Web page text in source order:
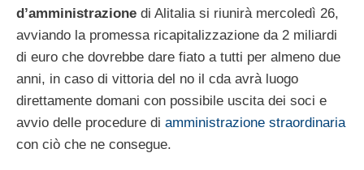
d’amministrazione di Alitalia si riunirà mercoledì 26,
avviando la promessa ricapitalizzazione da 2 miliardi
di euro che dovrebbe dare fiato a tutti per almeno due
anni, in caso di vittoria del no il cda avrà luogo
direttamente domani con possibile uscita dei soci e
avvio delle procedure di amministrazione straordinaria
con ciò che ne consegue.